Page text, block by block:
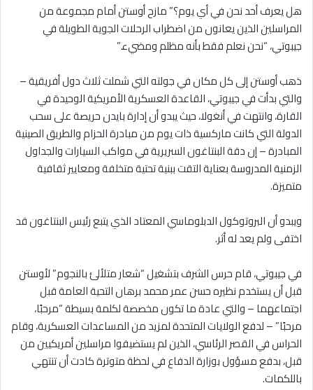
هل يعرف أحد نحن في أي يوم؟” مازح أوستن أمام مجموعة من
المراسلين الذين يعانون من اضطراب الرحلات الجوية الطويلة في
جيبوتي، “نحن نعلم فقط بأنه مظلم ومضيء.”
ذهب أوستن إلى كل مكان في جولته التي شملت ثلاث دول أفريقية –
والتي بدأت في جيبوتي، القاعدة العسكرية الأمريكية الوحيدة في
القارة، وانتهت في أنغولا، حيث يبدو أن إدارة بايدن حريصة على سحب
الدولة التي كانت ماركسية ذات يوم من مبادرة الحزام والطريق الصينية
المبادرة – إن دقة البنتاغون السريرية في مواكب السيارات والجداول
الزمنية المدروسة بعناية التقت ببنية تحتية متخلفة ومعايير ثقافية
متميزة.
ويبدو أن البروتوكول الدبلوماسي المعتاد الذي يتبع رئيس البنتاغون قد
اختفى ولم يعد له أثر.
في جيبوتي، قام حرس الشرف بتشغيل “شعار متلألئ بالنجوم” لأوستن
قبل أن يستخدم نظيره حسن عمر محمد برهان التحية العامة قبل
اجتماعهما – والتي عادة ما تكون مخصصة لكلمة بسيطة “مرحبًا،
مرحبًا” – لدفع الولايات المتحدة لمزيد من المساعدات العسكرية، وقام
الحراس في القصر الرئاسي، الذين لم يستضيفوا مراسلين أمريكيين من
قبل، بدفع مسؤول بوزارة الدفاع في لحظة متوترة كادت أن تنتهي
باللكمات.